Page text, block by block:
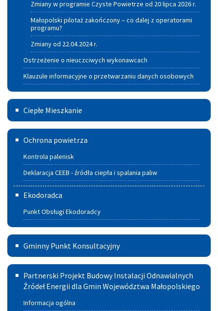
Zmiany w programie Czyste Powietrze od 20 lipca 2026 r.
Małopolski pilotaż zakończony – co dalej z operatorami
programu?
Zmiany od 22.04.2024 r.
Ostrzeżenie o nieuczciwych wykonawcach
Klauzule informacyjne o przetwarzaniu danych osobowych
Ciepłe
Mieszkanie
Ciepłe Mieszkanie
Deklaracja
CEEB
źródła
ciepła
i spalania
paliw
Ochrona powietrza
Kontrola palenisk
Deklaracja CEEB - źródła ciepła i spalania paliw
Ekodoradca
Punkt Obsługi Ekodoradcy
Gminny
Punkt
Konsultacyjny
Szczucinie
Gminny Punkt Konsultacyjny
Partnerski
Projekt
Budowy
Partnerski Projekt Budowy Instalacji Odnawialnych
Źródeł Energii dla Gmin Województwa Małopolskiego
Informacja ogólna